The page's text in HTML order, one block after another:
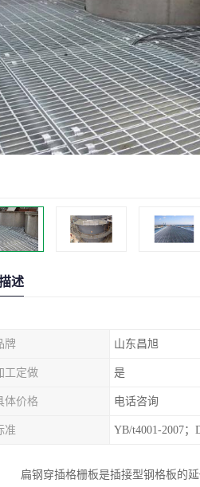
述
牌 山东昌旭
工定做 是
体价格 电话咨询
准 YB/t4001-2007；
扁钢穿插格栅板是插接型钢格板的